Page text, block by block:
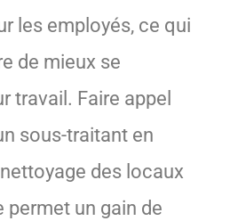
les employés, ce qui
de mieux se
travail. Faire appel
sous-traitant en
des locaux
permet un gain de